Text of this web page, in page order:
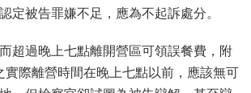
定被告罪嫌不足，應為不起訴處分。
超過晚上七點離開營區可領誤餐費，附
實際離營時間在晚上七點以前，應該無可